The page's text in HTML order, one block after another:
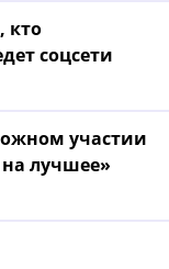
кто
соцсети
участии
лучшее»